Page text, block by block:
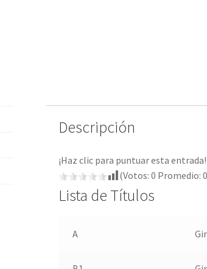
Descripción
¡Haz clic para puntuar esta entrada!
(Votos:0 Promedio:0
Lista de Títulos
A